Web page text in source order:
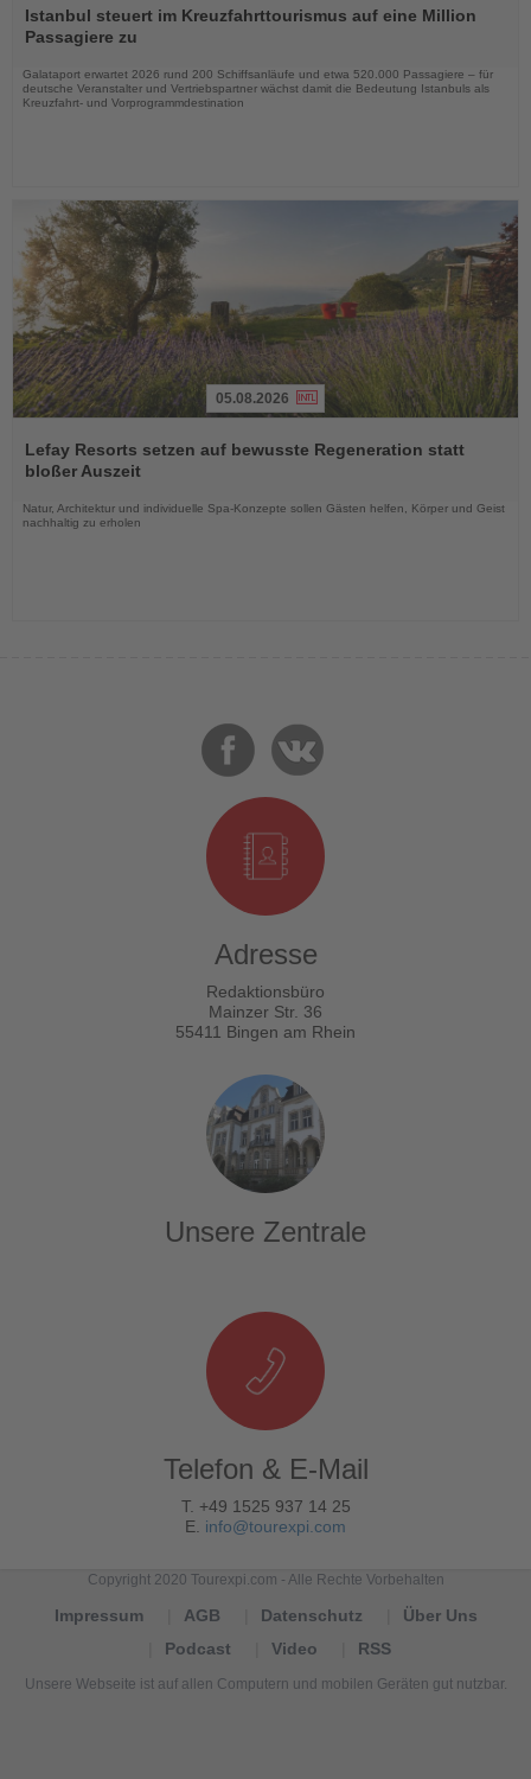
Sie
die
Nachrichten
Istanbul steuert im Kreuzfahrttourismus auf eine Million
Passagiere zu
Galataport erwartet 2026 rund 200 Schiffsanläufe und etwa 520.000 Passagiere – für
deutsche Veranstalter und Vertriebspartner wächst damit die Bedeutung Istanbuls als
Kreuzfahrt- und Vorprogrammdestination
Sie
die
05.08.2026
Lefay Resorts setzen auf bewusste Regeneration statt
bloßer Auszeit
Natur, Architektur und individuelle Spa-Konzepte sollen Gästen helfen, Körper und Geist
nachhaltig zu erholen
Adresse
Redaktionsbüro
Mainzer Str. 36
55411 Bingen am Rhein
Unsere Zentrale
Telefon & E-Mail
T. +49 1525 937 14 25
E. info@tourexpi.com
Copyright 2020 Tourexpi.com - Alle Rechte Vorbehalten
Impressum AGB Datenschutz
Über Uns
Podcast
Video RSS
Unsere Webseite ist auf allen Computern und mobilen Geräten gut nutzbar.